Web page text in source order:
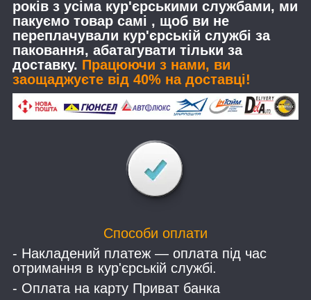
років з усіма кур'єрськими службами, ми
пакуємо товар самі , щоб ви не
переплачували кур'єрській службі за
паковання, абатагувати тільки за
доставку. Працюючи з нами, ви
заощаджуєте від 40% на доставці!
Способи оплати
- Накладений платеж — оплата під час
отримання в кур'єрській службі.
- Оплата на карту Приват банка